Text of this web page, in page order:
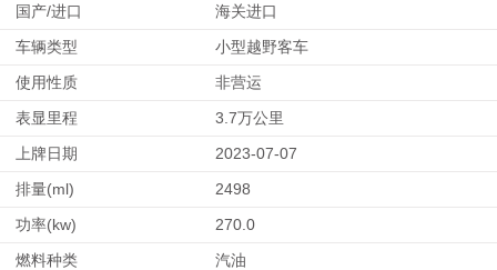
国产/进口
海关进口
车辆类型
小型越野客车
使用性质
非营运
表显里程
3.7万公里
上牌日期
2023-07-07
排量(ml)
2498
功率(kw)
270.0
燃料种类
汽油